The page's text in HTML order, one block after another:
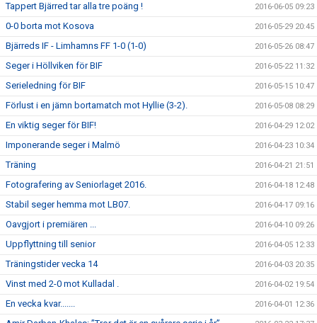
Tappert Bjärred tar alla tre poäng ! 2016-06-05 09:23
0-0 borta mot Kosova 2016-05-29 20:45
Bjärreds IF - Limhamns FF 1-0 (1-0) 2016-05-26 08:47
Seger i Höllviken för BIF 2016-05-22 11:32
Serieledning för BIF 2016-05-15 10:47
Förlust i en jämn bortamatch mot Hyllie (3-2). 2016-05-08 08:29
En viktig seger för BIF! 2016-04-29 12:02
Imponerande seger i Malmö 2016-04-23 10:34
Träning 2016-04-21 21:51
Fotografering av Seniorlaget 2016. 2016-04-18 12:48
Stabil seger hemma mot LB07. 2016-04-17 09:16
Oavgjort i premiären ... 2016-04-10 09:26
Uppflyttning till senior 2016-04-05 12:33
Träningstider vecka 14 2016-04-03 20:35
Vinst med 2-0 mot Kulladal . 2016-04-02 19:54
En vecka kvar....... 2016-04-01 12:36